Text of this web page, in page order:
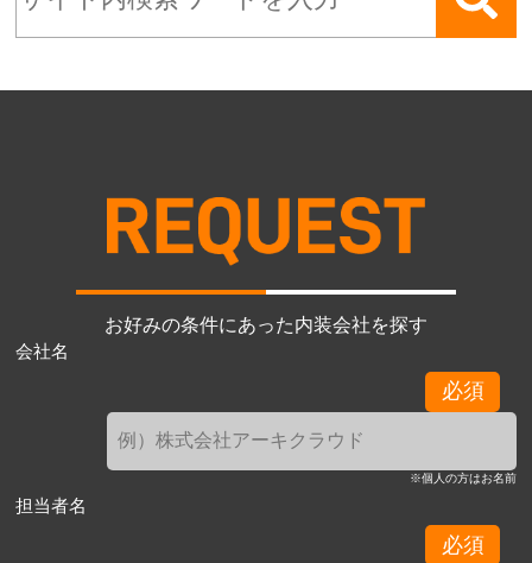
お好みの条件にあった内装会社を探す
会社名
必須
※個人の方はお名前
担当者名
必須